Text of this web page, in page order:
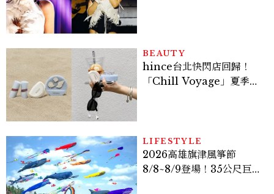
BEAUTY
hince台北快閃店回歸！
「Chill Voyage」夏季限
LIFESTYLE
2026高雄旗津風箏節
8/8~8/9登場！35公尺巨大